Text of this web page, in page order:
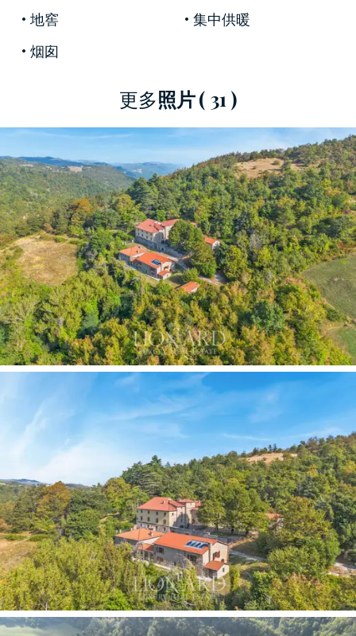
這座輝煌的
莊園可追溯至 17 世紀，曾接待過朱塞
佩·加里波第 (Giuseppe Garibaldi) 和迪諾·坎帕納
(Dino Campana) 等人，分為
飯店採用典型的托斯卡納鄉村建築
風格的經典裸露石結構，共有 4 間臥室
屋、廚房、眾多休息室和一個大型內部庭院，分
為兩間公寓和一個相鄰的附樓。 ，一間帶廚房和
客廳的農舍，以及一個用作餐廳的前穀倉。
酒店的內部裝飾是對質樸的托斯卡納建築的讚美
詩，擁有古老的赤土地板、帶有外露木樑的天花
板和大窗戶，將周圍的自然景觀帶入室內空間。
大廳寬敞明亮，前馬厩和前穀倉相連，最多可容
納200人。內部庭院極具價值，是大型露天活動的
理想場所，設有 3 個石拱門的有頂門廊，最多可
容納 200 人。
酒店周圍環繞著佔地24,600 平方米的壯麗私人公
園，公園
內種滿了山毛櫸、銀杉和百年橡樹，從
那裡您可以欣賞到亞平寧山谷的 迷人全景
。這裡
有許多石頭庭院和綠地，是您在遍布飯店的百年
樹樹蔭下放鬆身心的完美空間。私人花園內還有
一座迷人的聖教堂。
這座風景如畫、獨特的 17 世紀村莊出售，位於托
斯卡納-羅馬涅亞平寧山脈，無論作為私人莊園還
是住宿設施，都是一項絕佳的投資，因為該物業
的大房間適合在風景如畫且極為私密的地方舉辦
獨家活動設置。在這裡，您可以重新發現與大自
地窖
集中供暖
烟囱
更多照片( 31 )